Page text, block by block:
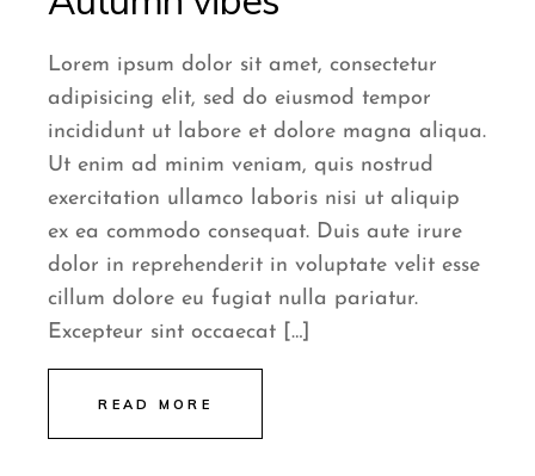
Lorem ipsum dolor sit amet, consectetur
adipisicing elit, sed do eiusmod tempor
incididunt ut labore et dolore magna aliqua.
Ut enim ad minim veniam, quis nostrud
exercitation ullamco laboris nisi ut aliquip
ex ea commodo consequat. Duis aute irure
dolor in reprehenderit in voluptate velit esse
cillum dolore eu fugiat nulla pariatur.
Excepteur sint occaecat […]
READ MORE